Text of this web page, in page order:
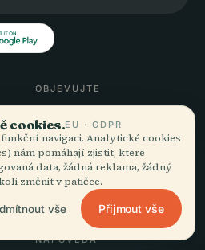
OBJEVUJTE
Destinace
Průvodci
Tipy na cesty
Zobrazit ceník
Stáhnout
NÁPOVĚDA
cookies.EU · GDPR
navigaci. Analytické cookies
nám pomáhají zjistit, které
data, žádná reklama, žádný
změnit v patičce.
vše Přijmout vše